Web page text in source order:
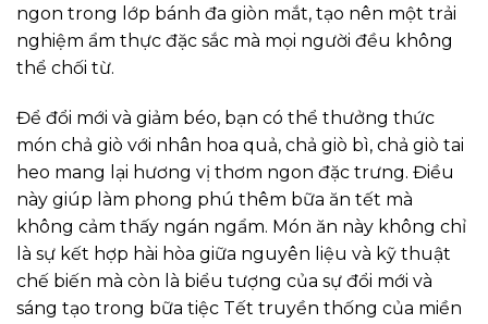
ngon trong lớp bánh đa giòn mắt, tạo nên một trải
nghiệm ẩm thực đặc sắc mà mọi người đều không
thể chối từ.
Để đổi mới và giảm béo, bạn có thể thưởng thức
món chả giò với nhân hoa quả, chả giò bì, chả giò tai
heo mang lại hương vị thơm ngon đặc trưng. Điều
này giúp làm phong phú thêm bữa ăn tết mà
không cảm thấy ngán ngẩm. Món ăn này không chỉ
là sự kết hợp hài hòa giữa nguyên liệu và kỹ thuật
chế biến mà còn là biểu tượng của sự đổi mới và
sáng tạo trong bữa tiệc Tết truyền thống của miền